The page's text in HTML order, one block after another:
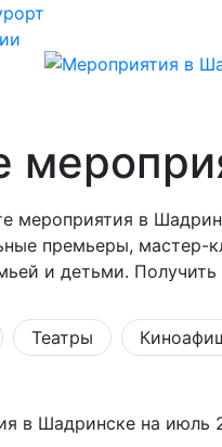
мероприятия в
премьеры, мастер-
и детьми.
Театры